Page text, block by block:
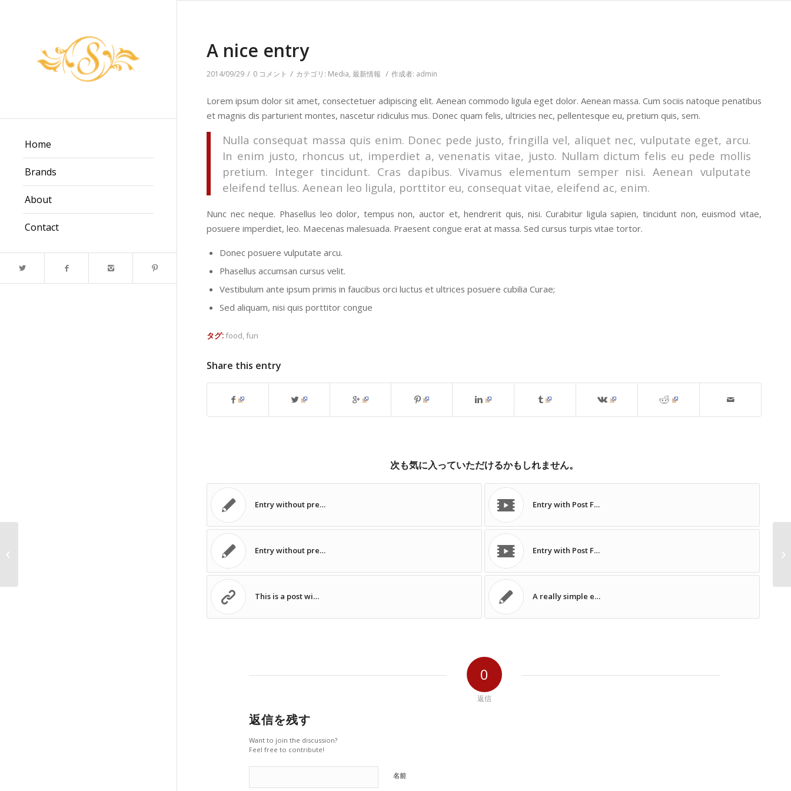
Home
Brands
About
Contact
A nice entry
2014/09/29 / 0 コメント / カテゴリ: Media, 最新情報 / 作成者: admin
Lorem ipsum dolor sit amet, consectetuer adipiscing elit. Aenean commodo ligula eget dolor. Aenean massa. Cum sociis natoque penatibus
et magnis dis parturient montes, nascetur ridiculus mus. Donec quam felis, ultricies nec, pellentesque eu, pretium quis, sem.
Nulla consequat massa quis enim. Donec pede justo, fringilla vel, aliquet nec, vulputate eget, arcu.
In enim justo, rhoncus ut, imperdiet a, venenatis vitae, justo. Nullam dictum felis eu pede mollis
pretium. Integer tincidunt. Cras dapibus. Vivamus elementum semper nisi. Aenean vulputate
eleifend tellus. Aenean leo ligula, porttitor eu, consequat vitae, eleifend ac, enim.
Nunc nec neque. Phasellus leo dolor, tempus non, auctor et, hendrerit quis, nisi. Curabitur ligula sapien, tincidunt non, euismod vitae,
posuere imperdiet, leo. Maecenas malesuada. Praesent congue erat at massa. Sed cursus turpis vitae tortor.
Donec posuere vulputate arcu.
Phasellus accumsan cursus velit.
Vestibulum ante ipsum primis in faucibus orci luctus et ultrices posuere cubilia Curae;
Sed aliquam, nisi quis porttitor congue
タグ:food fun
Share this entry
次も気に入っていただけるかもしれません。
Entry without pre… Entry with Post F…
Entry without pre… Entry with Post F…
This is a post wi… A really simple e…
0
返信
返信を残す
Want to join the discussion?
Feel free to contribute!
名前